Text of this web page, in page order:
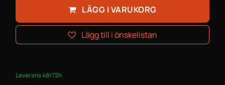
LÄGG I VARUKORG
Lägg till i önskelistan
Leverans 48/72h